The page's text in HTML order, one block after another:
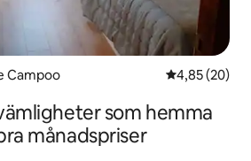
Campoo 4,85 av 5 i
4,85 (20)
som hemma
månadspriser